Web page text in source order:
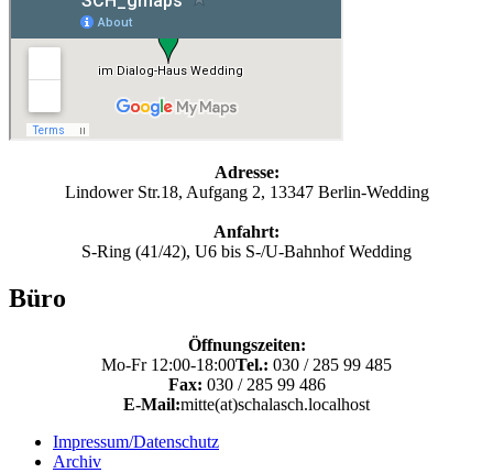
Adresse:
Lindower Str.18, Aufgang 2, 13347 Berlin-Wedding
Anfahrt:
S-Ring (41/42), U6 bis S-/U-Bahnhof Wedding
Büro
Öffnungszeiten:
Mo-Fr 12:00-18:00Tel.: 030 / 285 99 485
Fax: 030 / 285 99 486
E-Mail:mitte(at)schalasch.localhost
Impressum/Datenschutz
Archiv